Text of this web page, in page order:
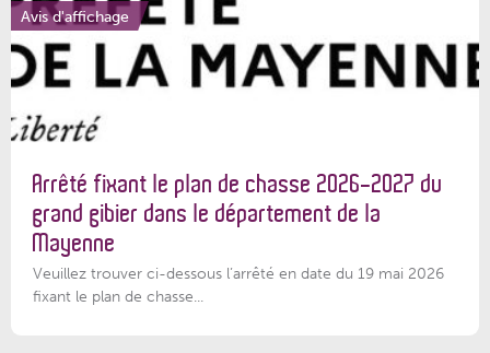
Avis d'affichage
Arrêté fixant le plan de chasse 2026-2027 du
grand gibier dans le département de la
Mayenne
Veuillez trouver ci-dessous l’arrêté en date du 19 mai 2026
fixant le plan de chasse...